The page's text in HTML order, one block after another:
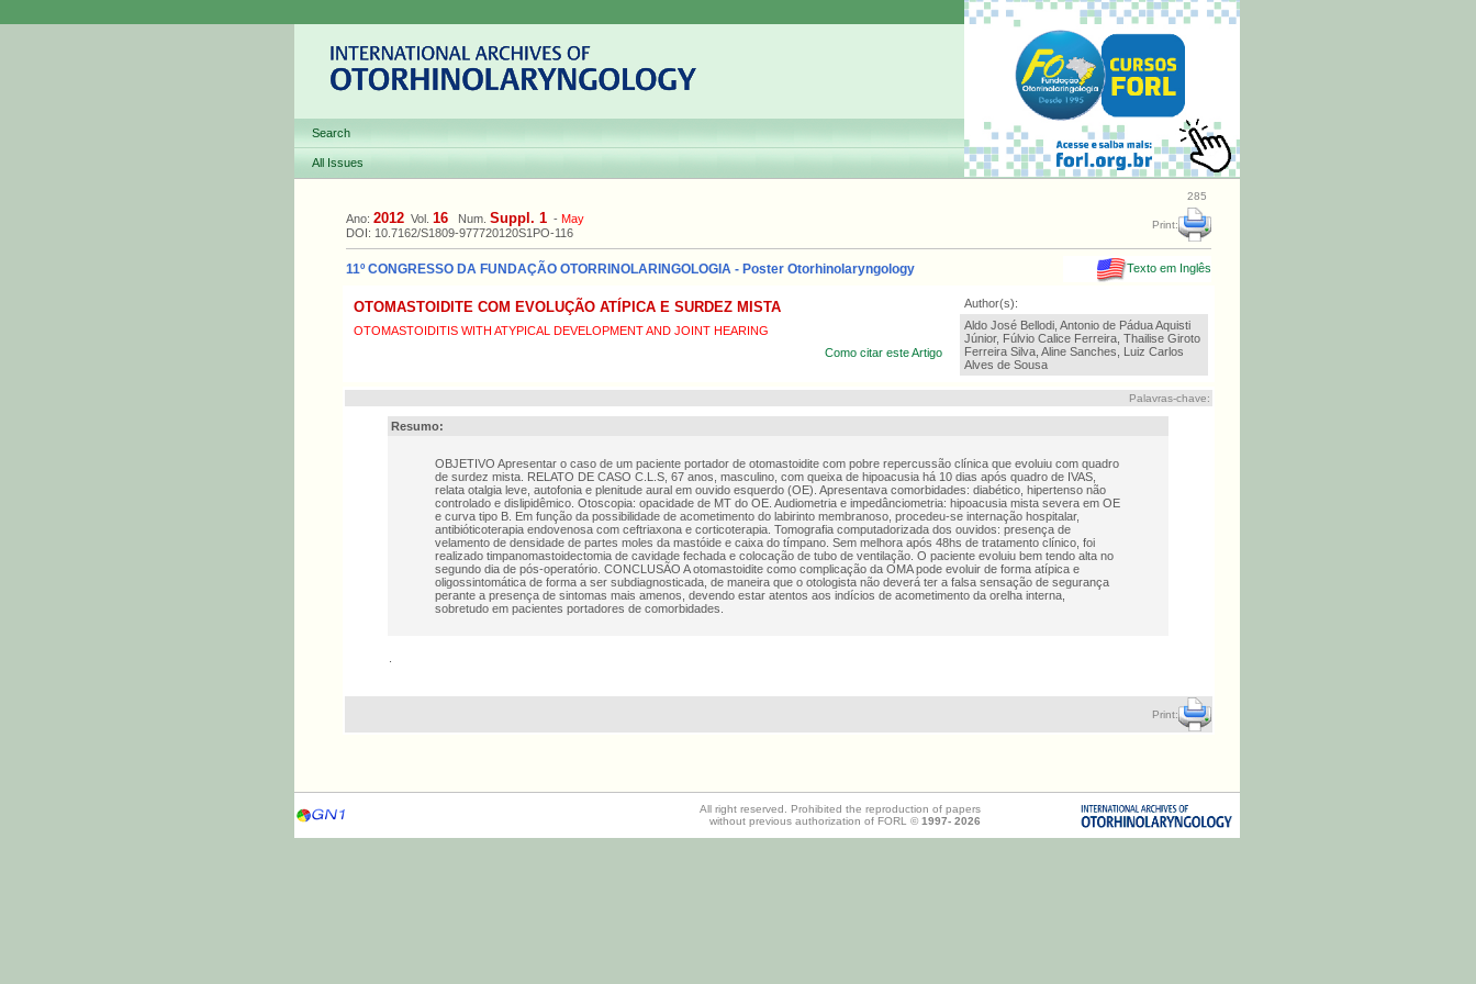
Search
All Issues
285
Ano: 2012Vol. 16Num. Suppl. 1- May
DOI: 10.7162/S1809-977720120S1PO-116
Print:
11º CONGRESSO DA FUNDAÇÃO OTORRINOLARINGOLOGIA - Poster Otorhinolaryngology Texto em Inglês
OTOMASTOIDITE COM EVOLUÇÃO ATÍPICA E SURDEZ MISTA
OTOMASTOIDITIS WITH ATYPICAL DEVELOPMENT AND JOINT HEARING
Como citar este Artigo
Author(s):
Aldo José Bellodi, Antonio de Pádua Aquisti
Júnior, Fúlvio Calice Ferreira, Thailise Giroto
Ferreira Silva, Aline Sanches, Luiz Carlos
Alves de Sousa
Palavras-chave:
Resumo:
OBJETIVO Apresentar o caso de um paciente portador de otomastoidite com pobre repercussão clínica que evoluiu com quadro
de surdez mista. RELATO DE CASO C.L.S, 67 anos, masculino, com queixa de hipoacusia há 10 dias após quadro de IVAS,
relata otalgia leve, autofonia e plenitude aural em ouvido esquerdo (OE). Apresentava comorbidades: diabético, hipertenso não
controlado e dislipidêmico. Otoscopia: opacidade de MT do OE. Audiometria e impedânciometria: hipoacusia mista severa em OE
e curva tipo B. Em função da possibilidade de acometimento do labirinto membranoso, procedeu-se internação hospitalar,
antibióticoterapia endovenosa com ceftriaxona e corticoterapia. Tomografia computadorizada dos ouvidos: presença de
velamento de densidade de partes moles da mastóide e caixa do tímpano. Sem melhora após 48hs de tratamento clínico, foi
realizado timpanomastoidectomia de cavidade fechada e colocação de tubo de ventilação. O paciente evoluiu bem tendo alta no
segundo dia de pós-operatório. CONCLUSÃO A otomastoidite como complicação da OMA pode evoluir de forma atípica e
oligossintomática de forma a ser subdiagnosticada, de maneira que o otologista não deverá ter a falsa sensação de segurança
perante a presença de sintomas mais amenos, devendo estar atentos aos indícios de acometimento da orelha interna,
sobretudo em pacientes portadores de comorbidades.
Print:
All right reserved. Prohibited the reproduction of papers
without previous authorization of FORL © 1997- 2026